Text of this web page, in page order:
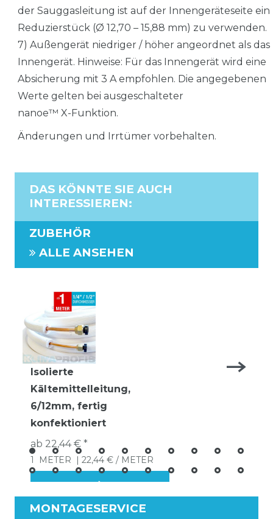
der Sauggasleitung ist auf der Innengeräteseite ein
Reduzierstück (Ø 12,70 – 15,88 mm) zu verwenden.
7) Außengerät niedriger / höher angeordnet als das
Innengerät. Hinweise: Für das Innengerät wird eine
Absicherung mit 3 A empfohlen. Die angegebenen
Werte gelten bei ausgeschalteter
nanoe™ X-Funktion.
Änderungen und Irrtümer vorbehalten.
DAS KÖNNTE SIE AUCH
INTERESSIEREN:
ZUBEHÖR
ALLE ANSEHEN
Isolierte
Kältemittelleitung,
6/12mm, fertig
konfektioniert
ab 22,44 € *
1 METER | 22,44 € / METER
MONTAGESERVICE